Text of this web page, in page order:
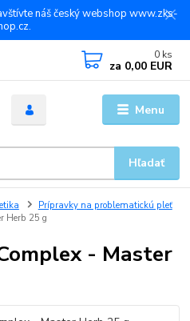
náš český webshop www.zks-
Menu
Hľadať
0 ks
za 0,00 EUR
Prípravky na problematickú pleť
Herb 25 g
- Master